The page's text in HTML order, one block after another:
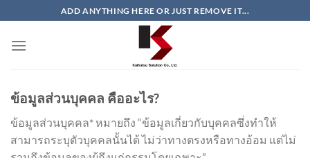
ไป
ADD ANYTHING HERE OR JUST REMOVE IT...
ข้อมูลส่วนบุคคล คืออะไร?
ข้อมูลส่วนบุคคล* หมายถึง “ข้อมูลเกี่ยวกับบุคคลซึ่งทำให้
สามารถระบุตัวบุคคลนั้นได้ ไม่ว่าทางตรงหรือทางอ้อม แต่ไม่